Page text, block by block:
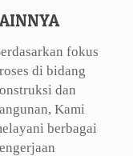
fokus
di bidang
dan
Kami
berbagai